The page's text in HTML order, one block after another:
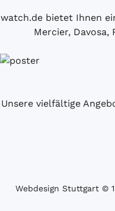
watch.de bietet Ihnen
Mercier, Davosa,
Unsere vielfältige
Webdesign Stuttgart©